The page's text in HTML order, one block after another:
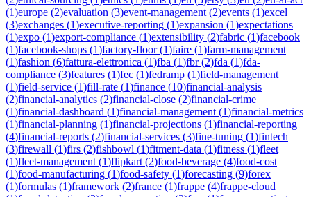
(1)europe (2)evaluation (3)event-management (2)events (1)excel
(3)exchanges (1)executive-reporting (1)expansion (1)expectations
(1)expo (1)export-compliance (1)extensibility (2)fabric (1)facebook
(1)facebook-shops (1)factory-floor(1)faire (1)farm-management
(1)fashion (6)fattura-elettronica (1)fba (1)fbr(2)fda (1)fda-
compliance (3)features (1)fec (1)fedramp (1)field-management
(1)field-service (1)fill-rate (1)finance (10)financial-analysis
(2)financial-analytics (2)financial-close (2)financial-crime
(1)financial-dashboard (1)financial-management (1)financial-metrics
(1)financial-planning (1)financial-projections (1)financial-reporting
(4)financial-reports (2)financial-services (3)fine-tuning (1)fintech
(3)firewall (1)firs (2)fishbowl (1)fitment-data (1)fitness (1)fleet
(1)fleet-management (1)flipkart (2)food-beverage (4)food-cost
(1)food-manufacturing (1)food-safety (1)forecasting (9)forex
(1)formulas (1)framework (2)france (1)frappe (4)frappe-cloud